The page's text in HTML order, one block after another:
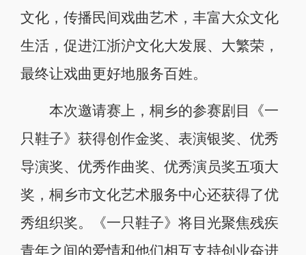
文化，传播民间戏曲艺术，丰富大众文化
生活，促进江浙沪文化大发展、大繁荣，
最终让戏曲更好地服务百姓。
本次邀请赛上，桐乡的参赛剧目《一
只鞋子》获得创作金奖、表演银奖、优秀
导演奖、优秀作曲奖、优秀演员奖五项大
奖，桐乡市文化艺术服务中心还获得了优
秀组织奖。《一只鞋子》将目光聚焦残疾
青年之间的爱情和他们相互支持创业奋进